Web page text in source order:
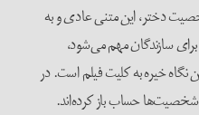
شخصیت دختر، این متنی عادی و به
سازندگان مهم می‌شود،
خیره به کلیت فیلم است. در
حساب باز کرده‌اند.